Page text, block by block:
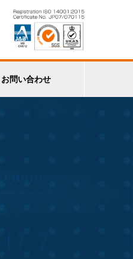
お問い合わせ